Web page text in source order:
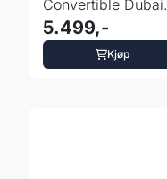
Convertible Dubai
2.0 - fargevalg
5.499,-
Kjøp